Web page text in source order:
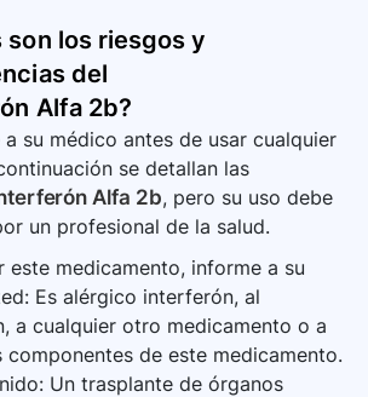
son los riesgos y
del
Alfa 2b?
su médico antes de usar cualquier
se detallan las
Alfa 2b, pero su uso debe
un profesional de la salud.
este medicamento, informe a su
Es alérgico interferón, al
a cualquier otro medicamento o a
componentes de este medicamento.
Un trasplante de órganos